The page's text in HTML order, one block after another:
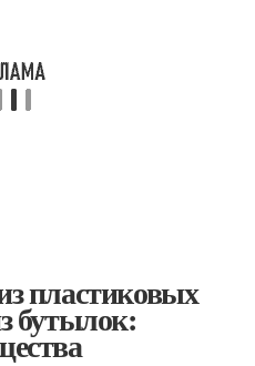
пластиковых
бутылок: